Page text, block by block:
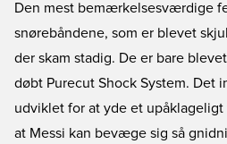
Den mest bemærkelsesværdige
snørebåndene, som er blevet
der skam stadig. De er bare
døbt Purecut Shock System. Det
udviklet for at yde et upåklageligt
at Messi kan bevæge sig så